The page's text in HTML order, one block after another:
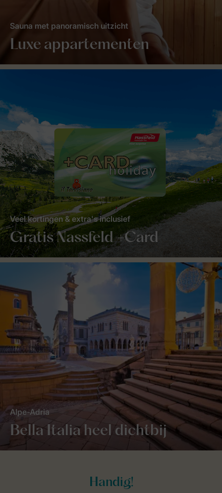
Luxe appartementen
Sauna met panoramisch uitzicht
Gratis Nassfeld +Card
Veel kortingen & extra's inclusief
Bella Italia heel dichtbij
Alpe-Adria
Handig!